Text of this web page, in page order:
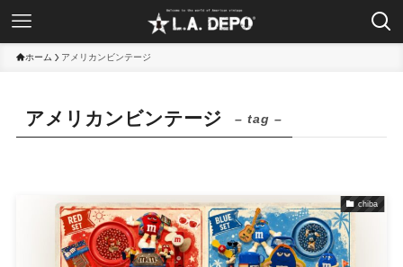
ホーム アメリカンビンテージ
アメリカンビンテージ – tag –
chiba